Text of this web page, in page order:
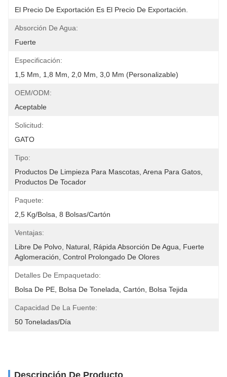
El Precio De Exportación Es El Precio De Exportación.
Absorción De Agua:
Fuerte
Especificación:
1,5 Mm, 1,8 Mm, 2,0 Mm, 3,0 Mm (personalizable)
OEM/ODM:
Aceptable
Solicitud:
GATO
Tipo:
Productos De Limpieza Para Mascotas, Arena Para Gatos,
Productos De Tocador
Paquete:
2,5 Kg/bolsa, 8 Bolsas/cartón
Ventajas:
Libre De Polvo, Natural, Rápida Absorción De Agua, Fuerte
Aglomeración, Control Prolongado De Olores
Detalles De Empaquetado:
Bolsa De PE, Bolsa De Tonelada, Cartón, Bolsa Tejida
Capacidad De La Fuente:
50 Toneladas/día
Descripción De Producto